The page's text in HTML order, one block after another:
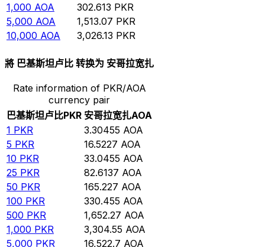
1,000 AOA 302.613 PKR
5,000 AOA 1,513.07 PKR
10,000 AOA 3,026.13 PKR
將 巴基斯坦卢比 转换为 安哥拉宽扎
Rate information of PKR/AOA
currency pair
巴基斯坦卢比PKR 安哥拉宽扎AOA
1 PKR 3.30455 AOA
5 PKR 16.5227 AOA
10 PKR 33.0455 AOA
25 PKR 82.6137 AOA
50 PKR 165.227 AOA
100 PKR 330.455 AOA
500 PKR 1,652.27 AOA
1,000 PKR 3,304.55 AOA
5,000 PKR 16,522.7 AOA